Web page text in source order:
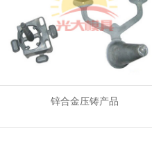
锌合金压铸产品